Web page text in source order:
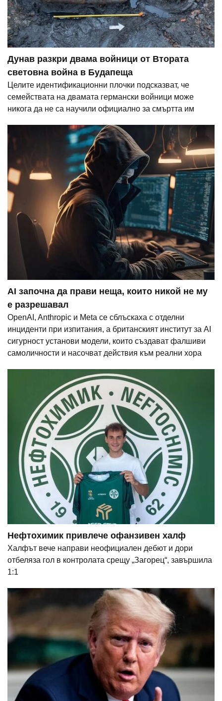
Дунав разкри двама войници от Втората
световна война в Будапеща
Целите идентификационни плочки подсказват, че
семействата на двамата германски войници може
никога да не са научили официално за смъртта им
AI започна да прави неща, които никой не му
е разрешавал
OpenAI, Anthropic и Meta се сблъскаха с отделни
инциденти при изпитания, а британският институт за AI
сигурност установи модели, които създават фалшиви
самоличности и насочват действия към реални хора
Нефтохимик привлече офанзивен халф
Халфът вече направи неофициален дебют и дори
отбеляза гол в контролата срещу „Загорец“, завършила
1:1